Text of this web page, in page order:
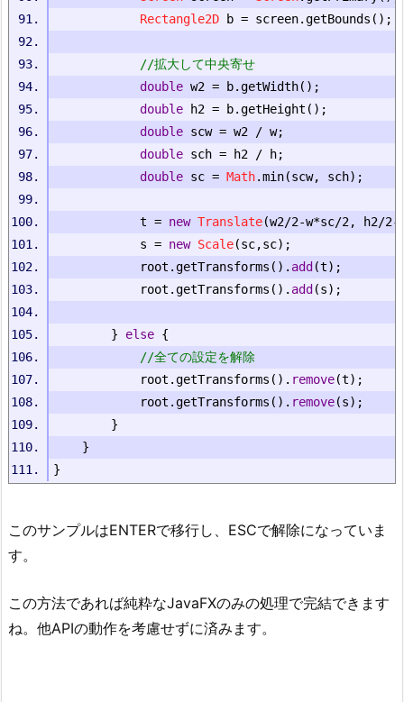
Rectangle2D b = screen.getBounds ();
//拡大して中央寄せ
double w2 = b.getWidth();
double h2 = b.getHeight ();
double scw = w2 / w;
double sch = h2 / h;
double sc = Math.min(scw, sch);
			t
= new Translate(w2/2-w*sc/2, h2/2-
			s
= new Scale(sc,sc);
			root
.getTransforms (). add(t);
			root
.getTransforms (). add(s);
} else {
//全ての設定を解除
			root
.getTransforms (). remove(t);
			root
.getTransforms (). remove(s);
}
}
}
このサンプルはENTERで移行し、ESCで解除になっていま
す。
この方法であれば純粋なJavaFXのみの処理で完結できます
ね。他APIの動作を考慮せずに済みます。